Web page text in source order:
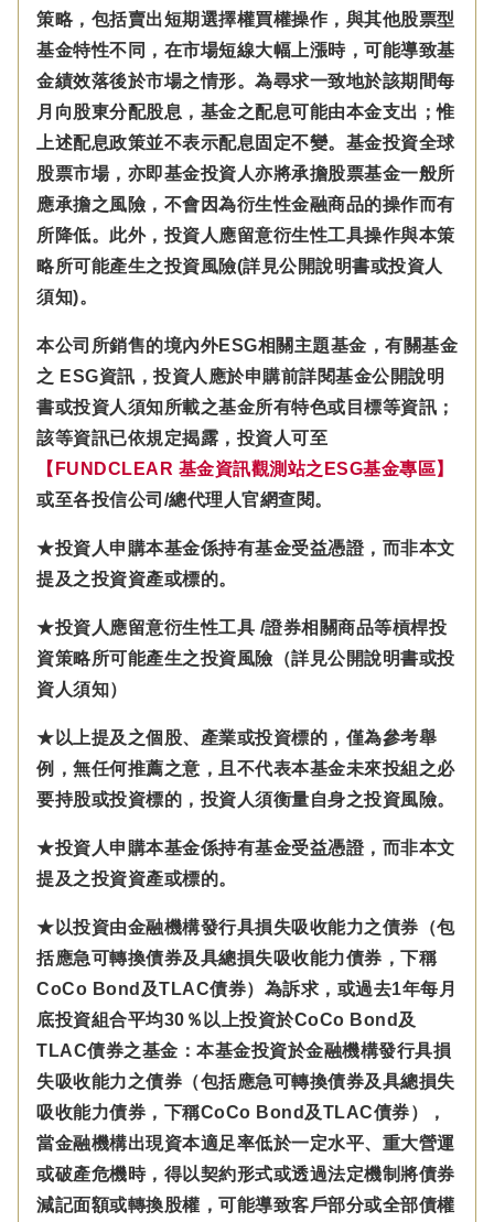
策略，包括賣出短期選擇權買權操作，與其他股票型
基金特性不同，在市場短線大幅上漲時，可能導致基
金績效落後於市場之情形。為尋求一致地於該期間每
月向股東分配股息，基金之配息可能由本金支出；惟
上述配息政策並不表示配息固定不變。基金投資全球
股票市場，亦即基金投資人亦將承擔股票基金一般所
應承擔之風險，不會因為衍生性金融商品的操作而有
所降低。此外，投資人應留意衍生性工具操作與本策
略所可能產生之投資風險(詳見公開說明書或投資人
須知)。
本公司所銷售的境內外ESG相關主題基金，有關基金
之 ESG資訊，投資人應於申購前詳閱基金公開說明
書或投資人須知所載之基金所有特色或目標等資訊；
該等資訊已依規定揭露，投資人可至
【FUNDCLEAR 基金資訊觀測站之ESG基金專區】
或至各投信公司/總代理人官網查閱。
★投資人申購本基金係持有基金受益憑證，而非本文
提及之投資資產或標的。
★投資人應留意衍生性工具 /證券相關商品等槓桿投
資策略所可能產生之投資風險（詳見公開說明書或投
資人須知）
★以上提及之個股、產業或投資標的，僅為參考舉
例，無任何推薦之意，且不代表本基金未來投組之必
要持股或投資標的，投資人須衡量自身之投資風險。
★投資人申購本基金係持有基金受益憑證，而非本文
提及之投資資產或標的。
★以投資由金融機構發行具損失吸收能力之債券（包
括應急可轉換債券及具總損失吸收能力債券，下稱
CoCo Bond及TLAC債券）為訴求，或過去1年每月
底投資組合平均30％以上投資於CoCo Bond及
TLAC債券之基金：本基金投資於金融機構發行具損
失吸收能力之債券（包括應急可轉換債券及具總損失
吸收能力債券，下稱CoCo Bond及TLAC債券），
當金融機構出現資本適足率低於一定水平、重大營運
或破產危機時，得以契約形式或透過法定機制將債券
減記面額或轉換股權，可能導致客戶部分或全部債權